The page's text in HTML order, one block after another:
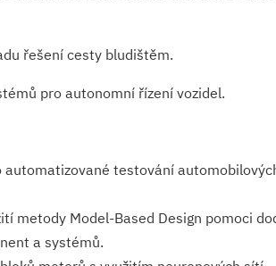
řešení cesty bludištěm.
pro autonomní řízení vozidel.
testování
metody Model-Based Design pomoci
a systémů.